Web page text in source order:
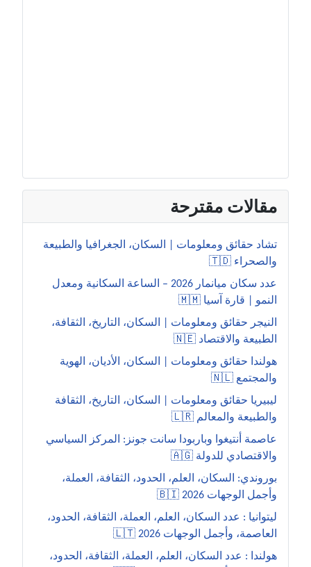
مقالات مقترحة
تشاد حقائق ومعلومات | السكان، الجغرافيا والطبيعة
والصحراء 🇹🇩
عدد سكان ميانمار 2026 – الساعة السكانية ومعدل
النمو | قارة آسيا 🇲🇲
النيجر حقائق ومعلومات | السكان، التاريخ، الثقافة،
الطبيعة والاقتصاد 🇳🇪
هولندا حقائق ومعلومات | السكان، الأديان، الهوية
والمجتمع 🇳🇱
ليبيريا حقائق ومعلومات | السكان، التاريخ، الثقافة
والطبيعة والمعالم 🇱🇷
عاصمة أنتيغوا وباربودا سانت جونز: المركز السياسي
والاقتصادي للدولة 🇦🇬
بوروندي: السكان، العلم، الحدود، الثقافة، العملة،
وأجمل الوجهات 2026 🇧🇮
ليتوانيا : عدد السكان، العلم، العملة، الثقافة، الحدود،
العاصمة، وأجمل الوجهات 2026 🇱🇹
هولندا : عدد السكان، العلم، العملة، الثقافة، الحدود،